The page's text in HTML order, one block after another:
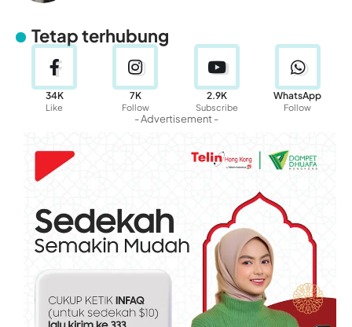
Tetap terhubung
34K
Like
7K
Follow
2.9K
Subscribe
WhatsApp
Follow
- Advertisement -